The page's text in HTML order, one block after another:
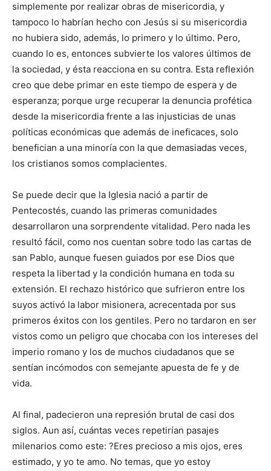
simplemente por realizar obras de misericordia, y
tampoco lo habrían hecho con Jesús si su misericordia
no hubiera sido, además, lo primero y lo último. Pero,
cuando lo es, entonces subvierte los valores últimos de
la sociedad, y ésta reacciona en su contra. Esta reflexión
creo que debe primar en este tiempo de espera y de
esperanza; porque urge recuperar la denuncia profética
desde la misericordia frente a las injusticias de unas
políticas económicas que además de ineficaces, solo
benefician a una minoría con la que demasiadas veces,
los cristianos somos complacientes.
Se puede decir que la Iglesia nació a partir de
Pentecostés, cuando las primeras comunidades
desarrollaron una sorprendente vitalidad. Pero nada les
resultó fácil, como nos cuentan sobre todo las cartas de
san Pablo, aunque fuesen guiados por ese Dios que
respeta la libertad y la condición humana en toda su
extensión. El rechazo histórico que sufrieron entre los
suyos activó la labor misionera, acrecentada por sus
primeros éxitos con los gentiles. Pero no tardaron en ser
vistos como un peligro que chocaba con los intereses del
imperio romano y los de muchos ciudadanos que se
sentían incómodos con semejante apuesta de fe y de
vida.
Al final, padecieron una represión brutal de casi dos
siglos. Aun así, cuántas veces repetirían pasajes
milenarios como este: ?Eres precioso a mis ojos, eres
estimado, y yo te amo. No temas, que yo estoy